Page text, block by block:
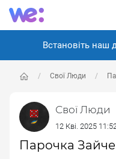
Встановіть наш
Свої Люди
Свої Люди
12 Кві. 2025
Парочка